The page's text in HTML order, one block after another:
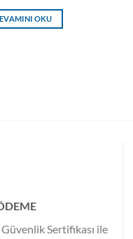
OKU
Güvenlik Sertifikası ile